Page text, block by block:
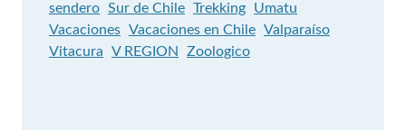
sendero Sur de Chile Trekking
Umatu
Vacaciones Vacaciones en Chile Valparaíso
Vitacura
V REGION Zoologico